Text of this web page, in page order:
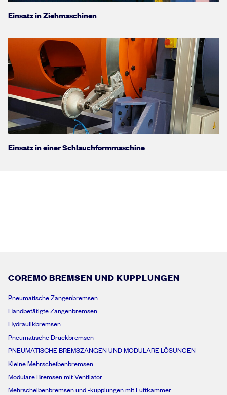
Einsatz in Ziehmaschinen
Einsatz in einer Schlauchformmaschine
COREMO BREMSEN UND KUPPLUNGEN
Pneumatische Zangenbremsen
Handbetätigte Zangenbremsen
Hydraulikbremsen
Pneumatische Druckbremsen
PNEUMATISCHE BREMSZANGEN UND MODULARE LÖSUNGEN
Kleine Mehrscheibenbremsen
Modulare Bremsen mit Ventilator
Mehrscheibenbremsen und -kupplungen mit Luftkammer